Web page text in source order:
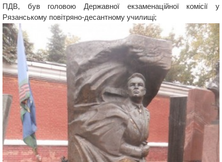
ПДВ, був головою Державної екзаменаційної комісії у
Рязанському повітряно-десантному училищі;